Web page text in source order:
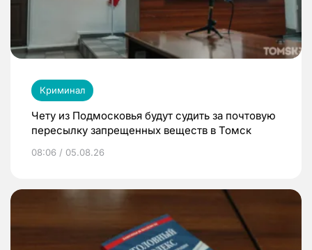
Криминал
Чету из Подмосковья будут судить за почтовую
пересылку запрещенных веществ в Томск
08:06 / 05.08.26